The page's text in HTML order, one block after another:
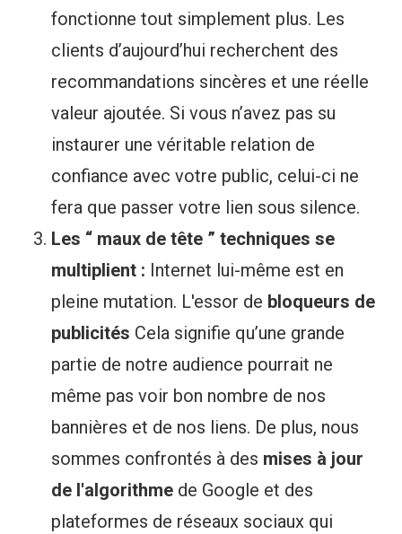
fonctionne tout simplement plus. Les
clients d’aujourd’hui recherchent des
recommandations sincères et une réelle
valeur ajoutée. Si vous n’avez pas su
instaurer une véritable relation de
confiance avec votre public, celui-ci ne
fera que passer votre lien sous silence.
Les “ maux de tête ” techniques se
multiplient : Internet lui-même est en
pleine mutation. L'essor de bloqueurs de
publicités Cela signifie qu’une grande
partie de notre audience pourrait ne
même pas voir bon nombre de nos
bannières et de nos liens. De plus, nous
sommes confrontés à des mises à jour
de l'algorithme de Google et des
plateformes de réseaux sociaux qui